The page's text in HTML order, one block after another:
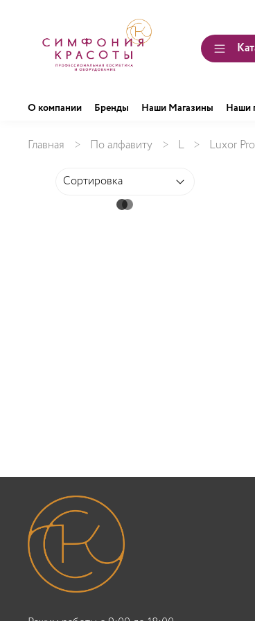
О компании Бренды Наши Магазины Наши
Главная По алфавиту L Luxor